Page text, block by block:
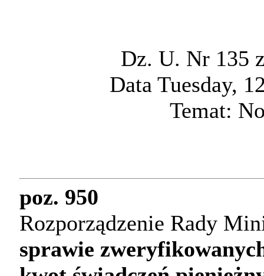
Dz. U. Nr 135
Data Tuesday,
Temat:
poz. 950
Rozporządzenie Rady
sprawie